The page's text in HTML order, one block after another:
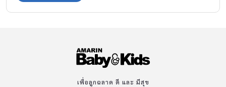
เพื่อลูกฉลาด ดี และ มีสุข